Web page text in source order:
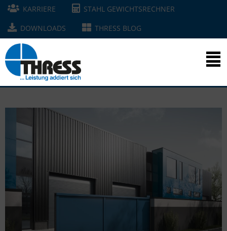
KARRIERE
STAHL GEWICHTSRECHNER
DOWNLOADS
THRESS BLOG